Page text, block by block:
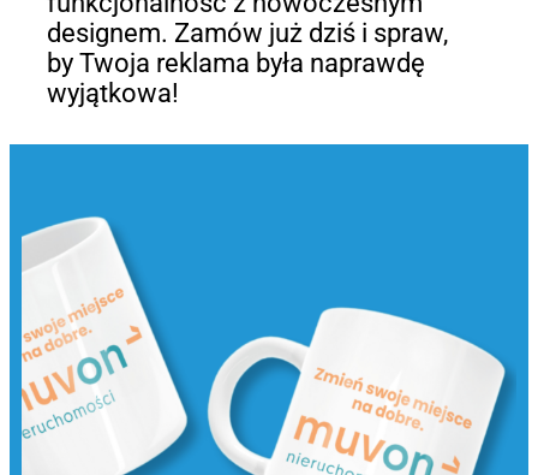
designem. Zamów już dziś i spraw,
by Twoja reklama była naprawdę
wyjątkowa!